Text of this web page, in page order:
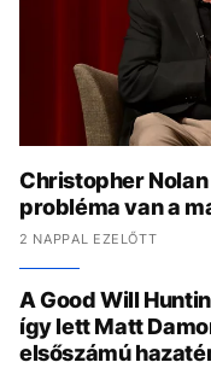
Christopher
probléma van a
2 NAPPAL EZELŐTT
A Good Will
így lett Matt
elsőszámú